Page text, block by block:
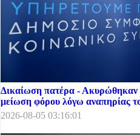
Δικαίωση πατέρα - Ακυρώθηκαν
μείωση φόρου λόγω αναπηρίας
2026-08-05 03:16:01